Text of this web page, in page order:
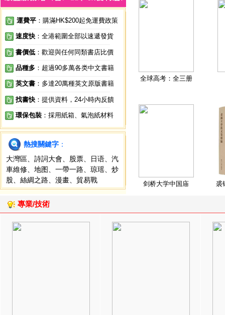
運費平 ：購滿HK$200起免運費政策
速度快 ：全港範圍全部以速遞發貨
書價低 ：歡迎與任何同類書店比價
品種多 ：超過90多萬各类中文書籍
英文書 ：多達20萬種英文原版書籍
找書快 ：提供資料，24小時內反饋
環保包裝 ：採用紙箱、氣泡紙材料
熱搜關鍵字 ：
大灣區
詩詞大會 股票 日语
汽
車維修
地图 一帶一路 琼瑶
炒
股
絲綢之路 漫畫 貿易戰
全球高考：全三册
剑桥大学中国庙 裘
專業/技術